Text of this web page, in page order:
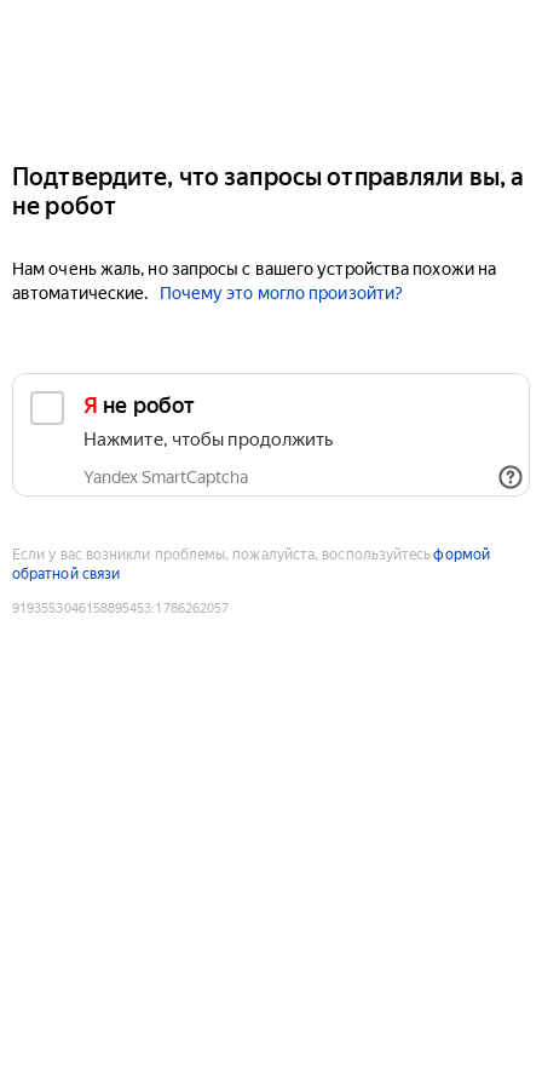
Подтвердите, что запросы отправляли вы, а
не робот
Нам очень жаль, но запросы с вашего устройства похожи на
автоматические.
Почему это могло произойти?
Я не робот
Нажмите, чтобы продолжить
Yandex SmartCaptcha
Если у вас возникли проблемы, пожалуйста, воспользуйтесьформой
обратной связи
9193553046158895453:1786262057